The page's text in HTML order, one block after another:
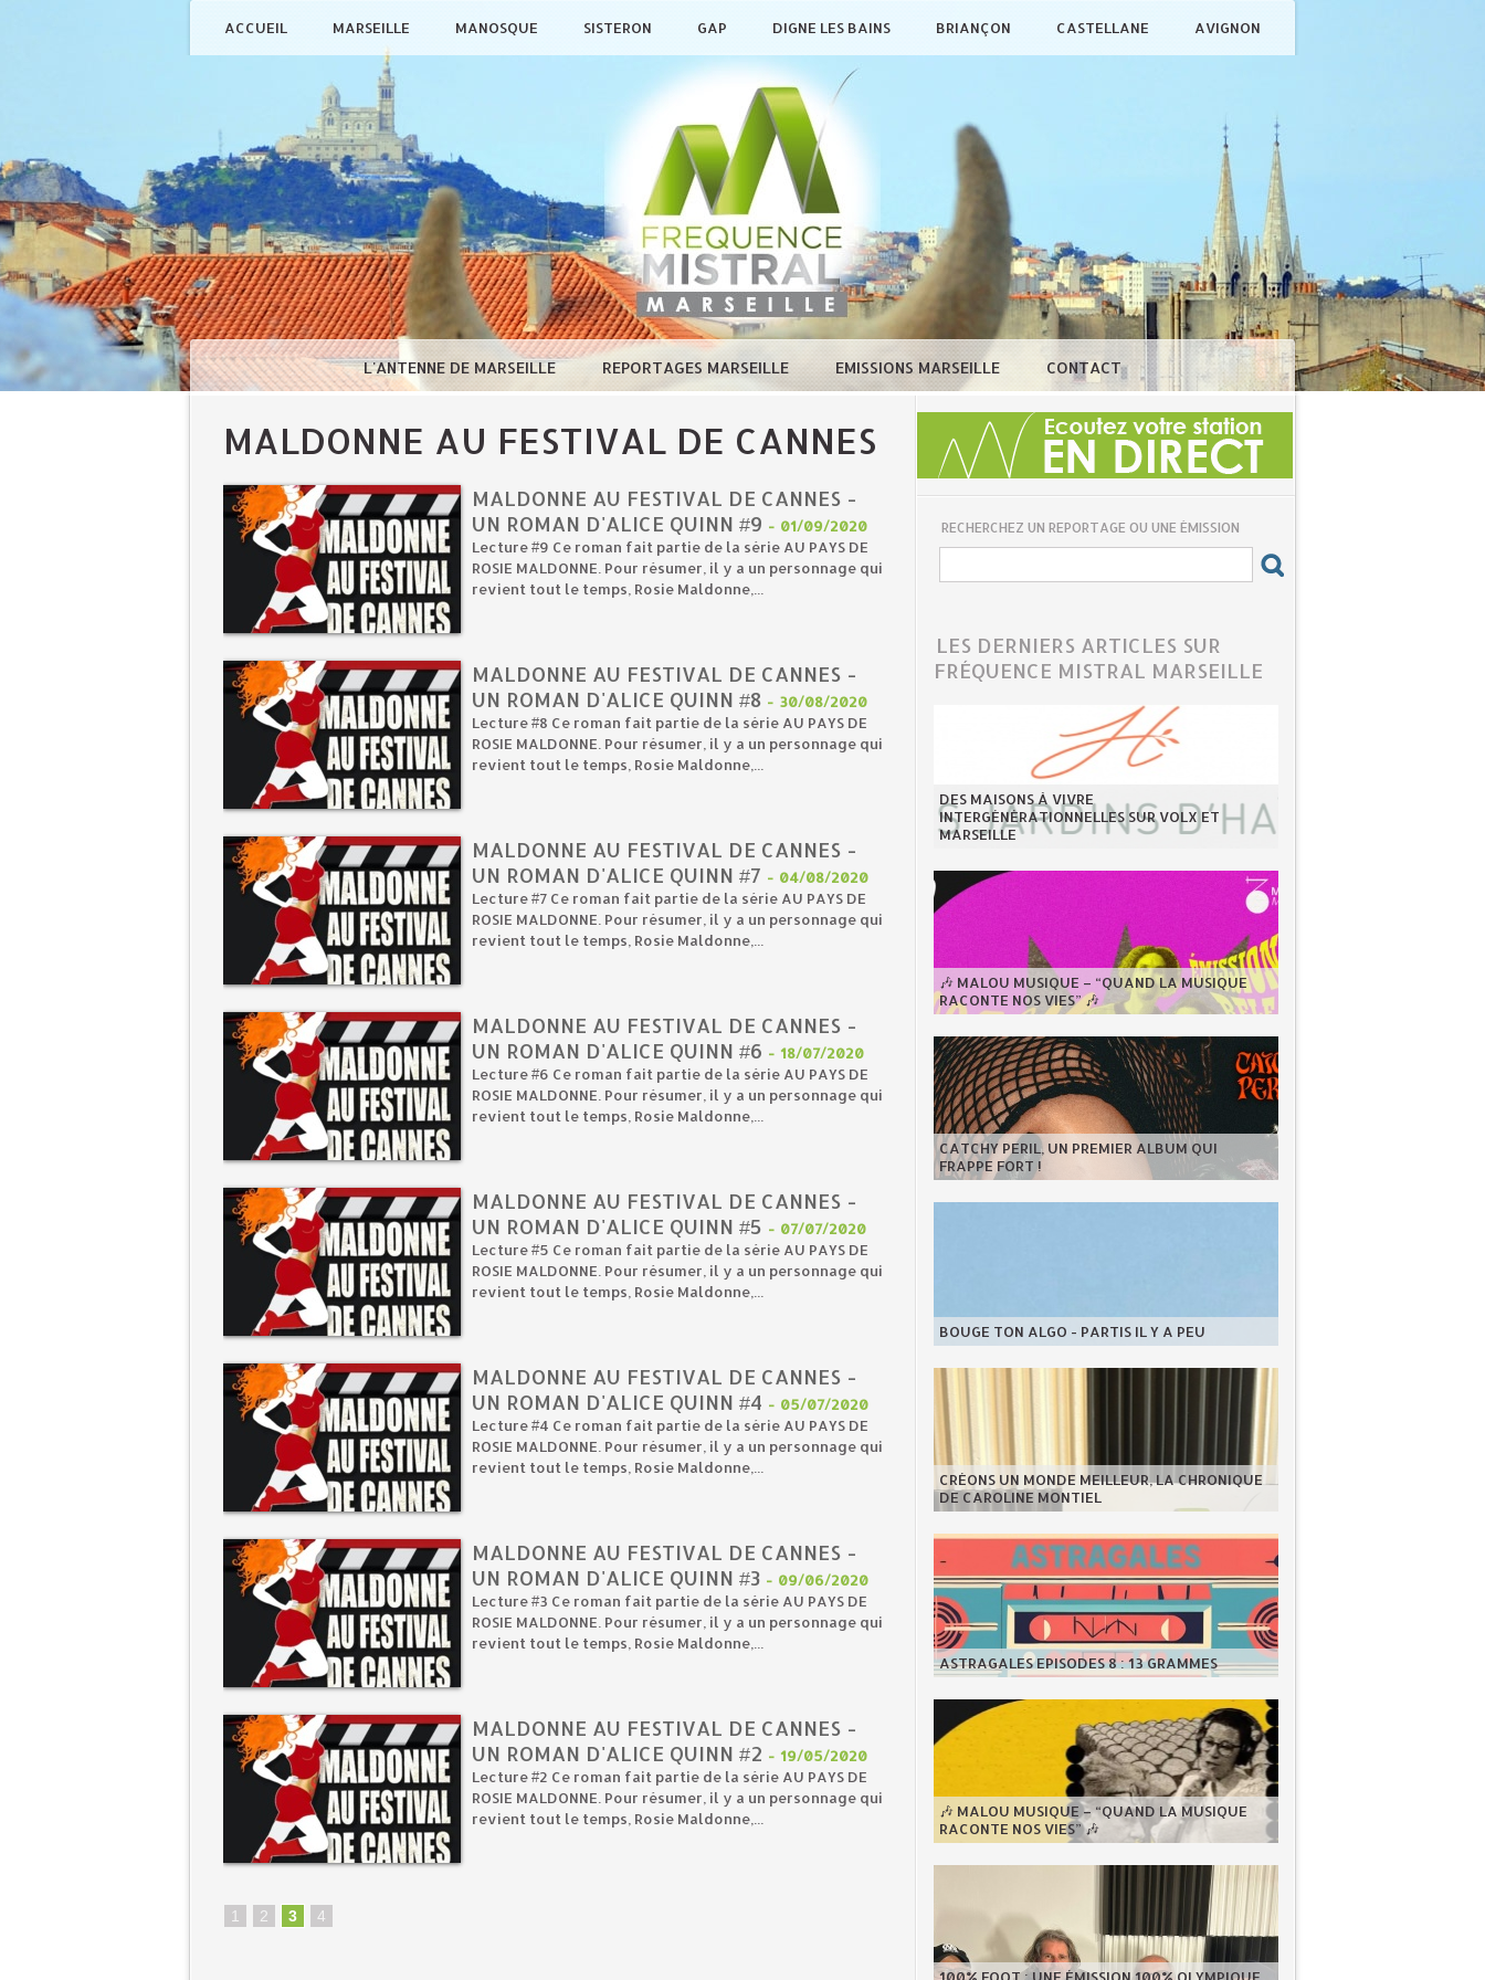
ACCUEIL MARSEILLE MANOSQUE SISTERON GAP DIGNE LES BAINS BRIANÇON CASTELLANE AVIGNON
L'ANTENNE DE MARSEILLE REPORTAGES MARSEILLE EMISSIONS MARSEILLE CONTACT
MALDONNE AU FESTIVAL DE CANNES
MALDONNE AU FESTIVAL DE CANNES -
UN ROMAN D'ALICE QUINN #9 - 01/09/2020
Lecture #9 Ce roman fait partie de la série AU PAYS DE
ROSIE MALDONNE. Pour résumer, il y a un personnage qui
revient tout le temps, Rosie Maldonne,...
MALDONNE AU FESTIVAL DE CANNES -
UN ROMAN D'ALICE QUINN #8 - 30/08/2020
Lecture #8 Ce roman fait partie de la série AU PAYS DE
ROSIE MALDONNE. Pour résumer, il y a un personnage qui
revient tout le temps, Rosie Maldonne,...
MALDONNE AU FESTIVAL DE CANNES -
UN ROMAN D'ALICE QUINN #7 - 04/08/2020
Lecture #7 Ce roman fait partie de la série AU PAYS DE
ROSIE MALDONNE. Pour résumer, il y a un personnage qui
revient tout le temps, Rosie Maldonne,...
MALDONNE AU FESTIVAL DE CANNES -
UN ROMAN D'ALICE QUINN #6 - 18/07/2020
Lecture #6 Ce roman fait partie de la série AU PAYS DE
ROSIE MALDONNE. Pour résumer, il y a un personnage qui
revient tout le temps, Rosie Maldonne,...
MALDONNE AU FESTIVAL DE CANNES -
UN ROMAN D'ALICE QUINN #5 - 07/07/2020
Lecture #5 Ce roman fait partie de la série AU PAYS DE
ROSIE MALDONNE. Pour résumer, il y a un personnage qui
revient tout le temps, Rosie Maldonne,...
MALDONNE AU FESTIVAL DE CANNES -
UN ROMAN D'ALICE QUINN #4 - 05/07/2020
Lecture #4 Ce roman fait partie de la série AU PAYS DE
ROSIE MALDONNE. Pour résumer, il y a un personnage qui
revient tout le temps, Rosie Maldonne,...
MALDONNE AU FESTIVAL DE CANNES -
UN ROMAN D'ALICE QUINN #3 - 09/06/2020
Lecture #3 Ce roman fait partie de la série AU PAYS DE
ROSIE MALDONNE. Pour résumer, il y a un personnage qui
revient tout le temps, Rosie Maldonne,...
MALDONNE AU FESTIVAL DE CANNES -
UN ROMAN D'ALICE QUINN #2 - 19/05/2020
Lecture #2 Ce roman fait partie de la série AU PAYS DE
ROSIE MALDONNE. Pour résumer, il y a un personnage qui
revient tout le temps, Rosie Maldonne,...
1 2 3 4
RECHERCHEZ UN REPORTAGE OU UNE ÉMISSION
LES DERNIERS ARTICLES SUR
FRÉQUENCE MISTRAL MARSEILLE
DES MAISONS À VIVRE
INTERGÉNÉRATIONNELLES SUR VOLX ET
MARSEILLE
🎶 MALOU MUSIQUE – “QUAND LA MUSIQUE
RACONTE NOS VIES” 🎶
CATCHY PERIL, UN PREMIER ALBUM QUI
FRAPPE FORT !
BOUGE TON ALGO - PARTIS IL Y A PEU
CRÉONS UN MONDE MEILLEUR, LA CHRONIQUE
DE CAROLINE MONTIEL
ASTRAGALES EPISODES 8 : 13 GRAMMES
🎶 MALOU MUSIQUE – “QUAND LA MUSIQUE
RACONTE NOS VIES” 🎶